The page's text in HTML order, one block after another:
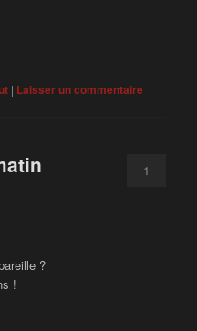
| Laisser un commentaire
1
?
!